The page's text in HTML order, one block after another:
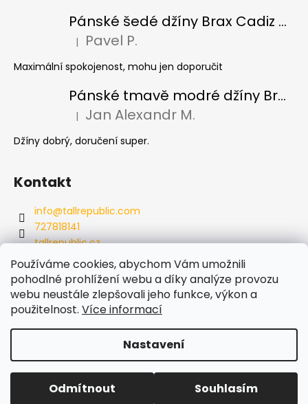
Používáme cookies, abychom Vám umožnili
pohodlné prohlížení webu a díky analýze provozu
webu neustále zlepšovali jeho funkce, výkon a
použitelnost. Více informací
Nastavení
Odmítnout Souhlasím
Pánské šedé džíny Brax Cadiz Grey smoke, prodloužené
Hodnocení produktu je 5 z 5 hvězdiček.
| Pavel P.
Maximální spokojenost, mohu jen doporučit
Pánské tmavě modré džíny Brax Cadiz Dark blue, prodloužené
Hodnocení produktu je 5 z 5 hvězdiček.
| Jan Alexandr M.
Džíny dobrý, doručení super.
Kontakt
info@tallrepublic.com
727818141
tallrepublic.cz
tallrepublic.cz/
727818141
Copyright 2026Tallrepublic . Všechna práva vyhrazena.